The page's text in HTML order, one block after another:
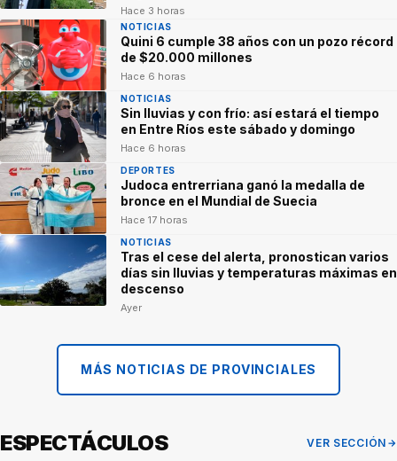
Hace 3 horas
NOTICIAS
Quini 6 cumple 38 años con un pozo récord
de $20.000 millones
Hace 6 horas
NOTICIAS
Sin lluvias y con frío: así estará el tiempo
en Entre Ríos este sábado y domingo
Hace 6 horas
DEPORTES
Judoca entrerriana ganó la medalla de
bronce en el Mundial de Suecia
Hace 17 horas
NOTICIAS
Tras el cese del alerta, pronostican varios
días sin lluvias y temperaturas máximas en
descenso
Ayer
MÁS NOTICIAS DE PROVINCIALES
ESPECTÁCULOS VER SECCIÓN